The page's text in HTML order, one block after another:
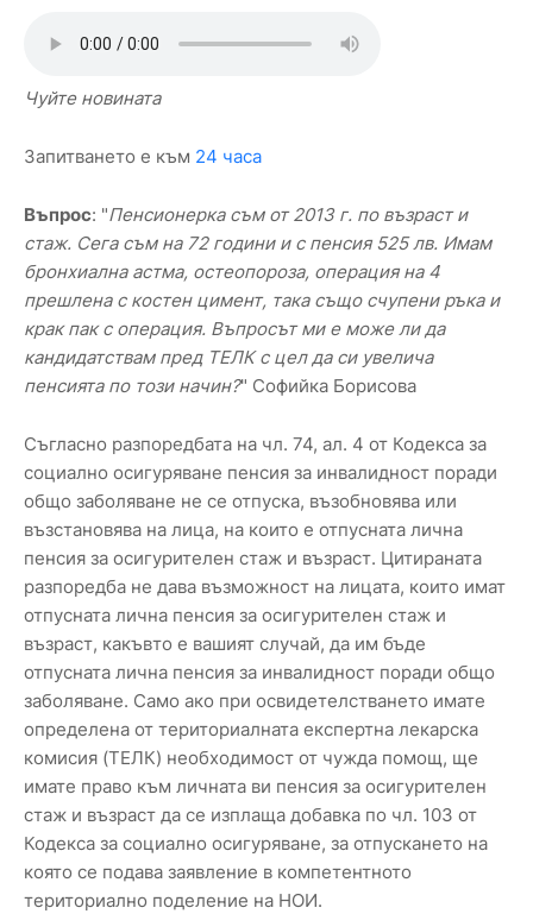
Чуйте новината
Запитването е към 24 часа
Въпрос: "Пенсионерка съм от 2013 г. по възраст и
стаж. Сега съм на 72 години и с пенсия 525 лв. Имам
бронхиална астма, остеопороза, операция на 4
прешлена с костен цимент, така също счупени ръка и
крак пак с операция. Въпросът ми е може ли да
кандидатствам пред ТЕЛК с цел да си увелича
пенсията по този начин?" Софийка Борисова
Съгласно разпоредбата на чл. 74, ал. 4 от Кодекса за
социално осигуряване пенсия за инвалидност поради
общо заболяване не се отпуска, възобновява или
възстановява на лица, на които е отпусната лична
пенсия за осигурителен стаж и възраст. Цитираната
разпоредба не дава възможност на лицата, които имат
отпусната лична пенсия за осигурителен стаж и
възраст, какъвто е вашият случай, да им бъде
отпусната лична пенсия за инвалидност поради общо
заболяване. Само ако при освидетелстването имате
определена от териториалната експертна лекарска
комисия (ТЕЛК) необходимост от чужда помощ, ще
имате право към личната ви пенсия за осигурителен
стаж и възраст да се изплаща добавка по чл. 103 от
Кодекса за социално осигуряване, за отпускането на
която се подава заявление в компетентното
териториално поделение на НОИ.